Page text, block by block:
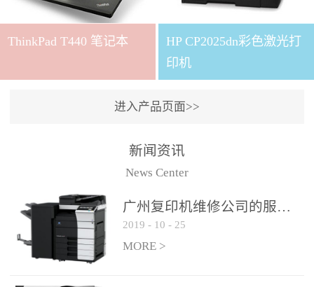
ThinkPad T440 笔记本
HP CP2025dn彩色激光打
印机
进入产品页面>>
新闻资讯
News Center
广州复印机维修公司的服务如何?
2019 - 10 - 25
MORE >